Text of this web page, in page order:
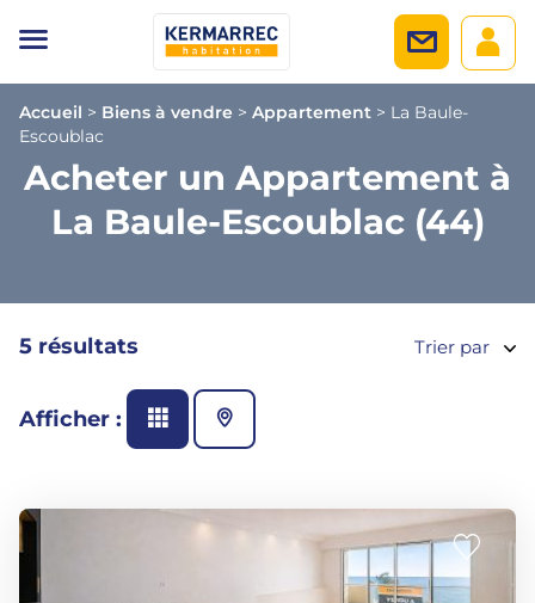
Accueil > Biens à vendre > Appartement > La Baule-
Escoublac
Acheter un Appartement à
La Baule-Escoublac (44)
5 résultats Trier par
Afficher :